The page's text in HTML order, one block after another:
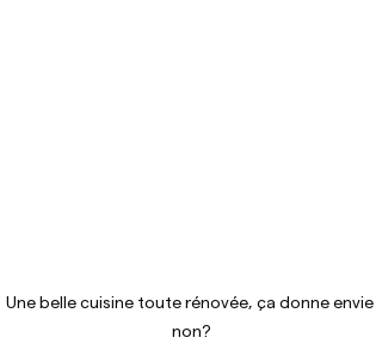
Une belle cuisine toute rénovée, ça donne envie
non?